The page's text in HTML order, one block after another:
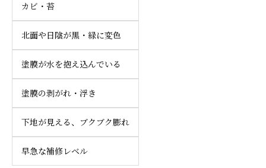
カビ・苔
北面や日陰が黒・緑に変色
塗膜が水を抱え込んでいる
塗膜の剥がれ・浮き
下地が見える、ブクブク膨れ
早急な補修レベル